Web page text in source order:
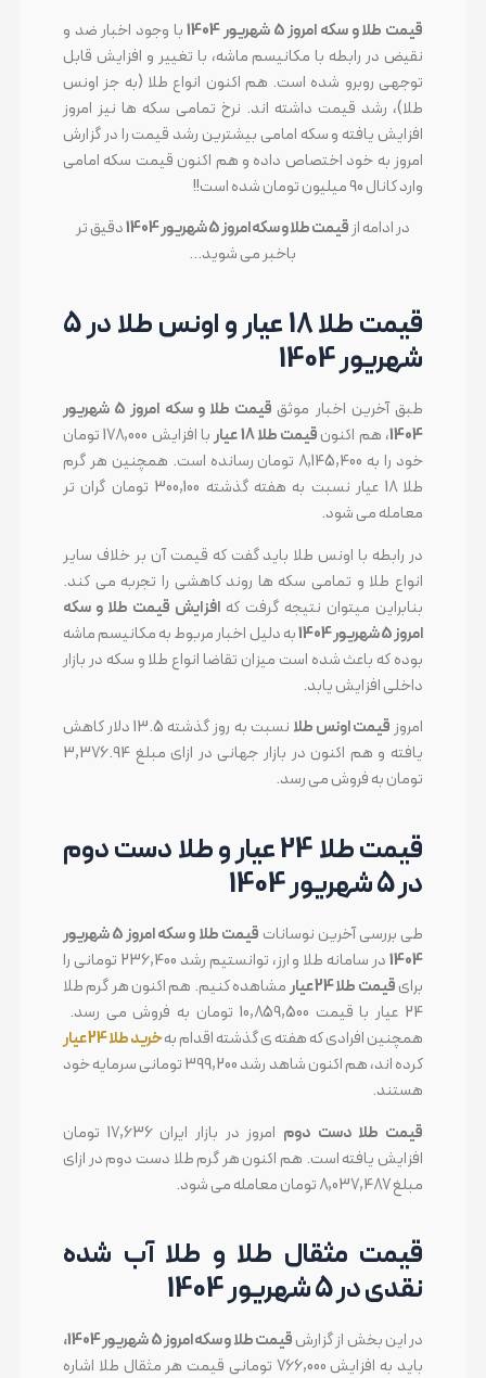
قیمت طلا و سکه امروز 5 شهریور 1404
با وجود اخبار ضد و
نقیض در رابطه با مکانیسم ماشه، با تغییر و افزایش قابل
توجهی روبرو شده است. هم اکنون انواع طلا (به جز اونس
طلا)، رشد قیمت داشته اند. نرخ تمامی سکه ها نیز امروز
افزایش یافته و سکه امامی بیشترین رشد قیمت را در گزارش
امروز به خود اختصاص داده و هم اکنون قیمت سکه امامی
وارد کانال 90 میلیون تومان شده است!!
در ادامه از قیمت طلا و سکه امروز 5 شهریور 1404
دقیق تر
باخبر می شوید…
قیمت طلا 18 عیار و اونس طلا در 5
شهریور 1404
طبق آخرین اخبار موثق
قیمت طلا و سکه امروز 5 شهریور
1404، هم اکنونقیمت طلا 18 عیار
با افزایش 178,000 تومان
خود را به 8,145,400 تومان رسانده است. همچنین هر گرم
طلا 18 عیار نسبت به هفته گذشته 300,100 تومان گران تر
معامله می شود.
در رابطه با اونس طلا باید گفت که قیمت آن بر خلاف سایر
انواع طلا و تمامی سکه ها روند کاهشی را تجربه می کند.
بنابراین میتوان نتیجه گرفت که افزایش قیمت طلا و سکه
امروز 5 شهریور 1404
به دلیل اخبار مربوط به مکانیسم ماشه
بوده که باعث شده است میزان تقاضا انواع طلا و سکه در بازار
داخلی افزایش یابد.
امروز قیمت اونس طلا
نسبت به روز گذشته 13.5 دلار کاهش
یافته و هم اکنون در بازار جهانی در ازای مبلغ 3,376.94
تومان به فروش می رسد.
قیمت طلا 24 عیار و طلا دست دوم
در 5 شهریور 1404
طی بررسی آخرین نوسانات
قیمت طلا و سکه امروز 5 شهریور
1404
در سامانه طلا و ارز، توانستیم رشد 236,400 تومانی را
برایقیمت طلا 24 عیار
مشاهده کنیم. هم اکنون هر گرم طلا
24 عیار با قیمت 10,859,500 تومان به فروش می رسد.
همچنین افرادی که هفته ی گذشته اقدام بهخرید طلا 24 عیار
کرده اند، هم اکنون شاهد رشد 399,200 تومانی سرمایه خود
هستند.
قیمت طلا دست دوم
امروز در بازار ایران 17,636 تومان
افزایش یافته است. هم اکنون هر گرم طلا دست دوم در ازای
مبلغ 8,037,487 تومان معامله می شود.
قیمت مثقال طلا و طلا آب شده
نقدی در 5 شهریور 1404
در این بخش از گزارشقیمت طلا و سکه امروز 5 شهریور 1404،
باید به افزایش 766,000 تومانی قیمت هر مثقال طلا اشاره